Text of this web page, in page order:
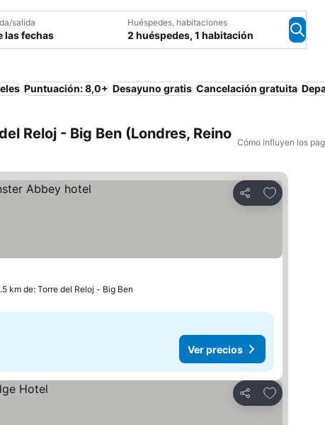
salida
las fechas
Huéspedes, habitaciones
2 huéspedes, 1 habitación
Puntuación: 8,0+ Desayuno gratis Cancelación gratuita
Reloj - Big Ben (Londres, Reino
Cómo influyen los
Compartir
Añadir a
km de: Torre del Reloj - Big Ben
Ver precios
Compartir
Añadir a